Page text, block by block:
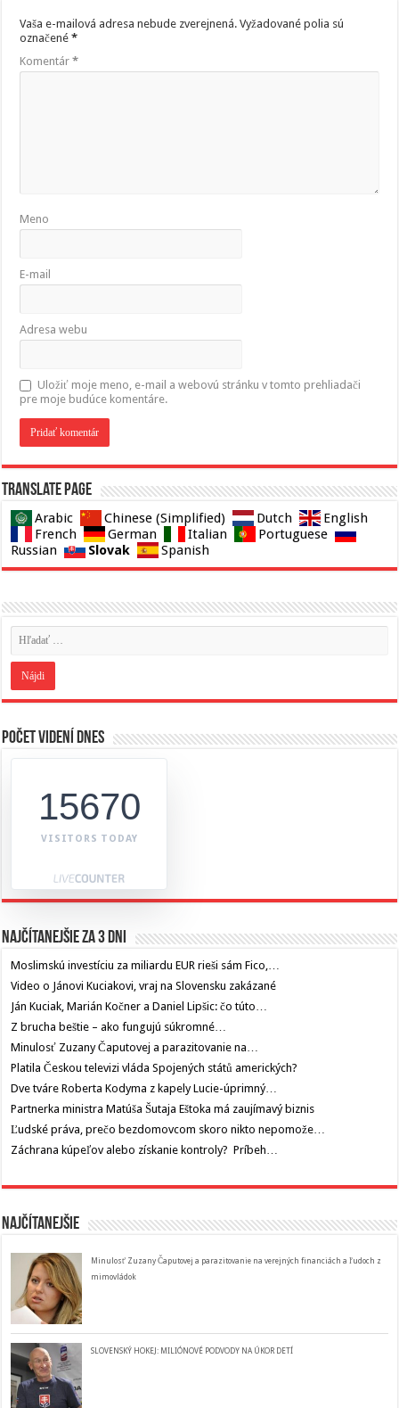
Vaša e-mailová adresa nebude zverejnená. Vyžadované polia sú
označené*
Komentár*
Meno
E-mail
Adresa webu
Uložiť moje meno, e-mail a webovú stránku v tomto prehliadači
pre moje budúce komentáre.
Translate page
Arabic Chinese (Simplified) Dutch
English
French
German Italian
Portuguese
Russian
Slovak Spanish
Počet videní dnes
15670
VISITORS TODAY
Najčítanejšie za 3 dni
Moslimskú investíciu za miliardu EUR rieši sám Fico,…
Video o Jánovi Kuciakovi, vraj na Slovensku zakázané
Ján Kuciak, Marián Kočner a Daniel Lipšic: čo túto…
Z brucha beštie – ako fungujú súkromné…
Minulosť Zuzany Čaputovej a parazitovanie na…
Platila Českou televizi vláda Spojených států amerických?
Dve tváre Roberta Kodyma z kapely Lucie-úprimný…
Partnerka ministra Matúša Šutaja Eštoka má zaujímavý biznis
Ľudské práva, prečo bezdomovcom skoro nikto nepomože…
Záchrana kúpeľov alebo získanie kontroly? Príbeh…
Najčítanejšie
Minulosť Zuzany Čaputovej a parazitovanie na verejných financiách a ľudoch z
mimovládok
SLOVENSKÝ HOKEJ: MILIÓNOVÉ PODVODY NA ÚKOR DETÍ